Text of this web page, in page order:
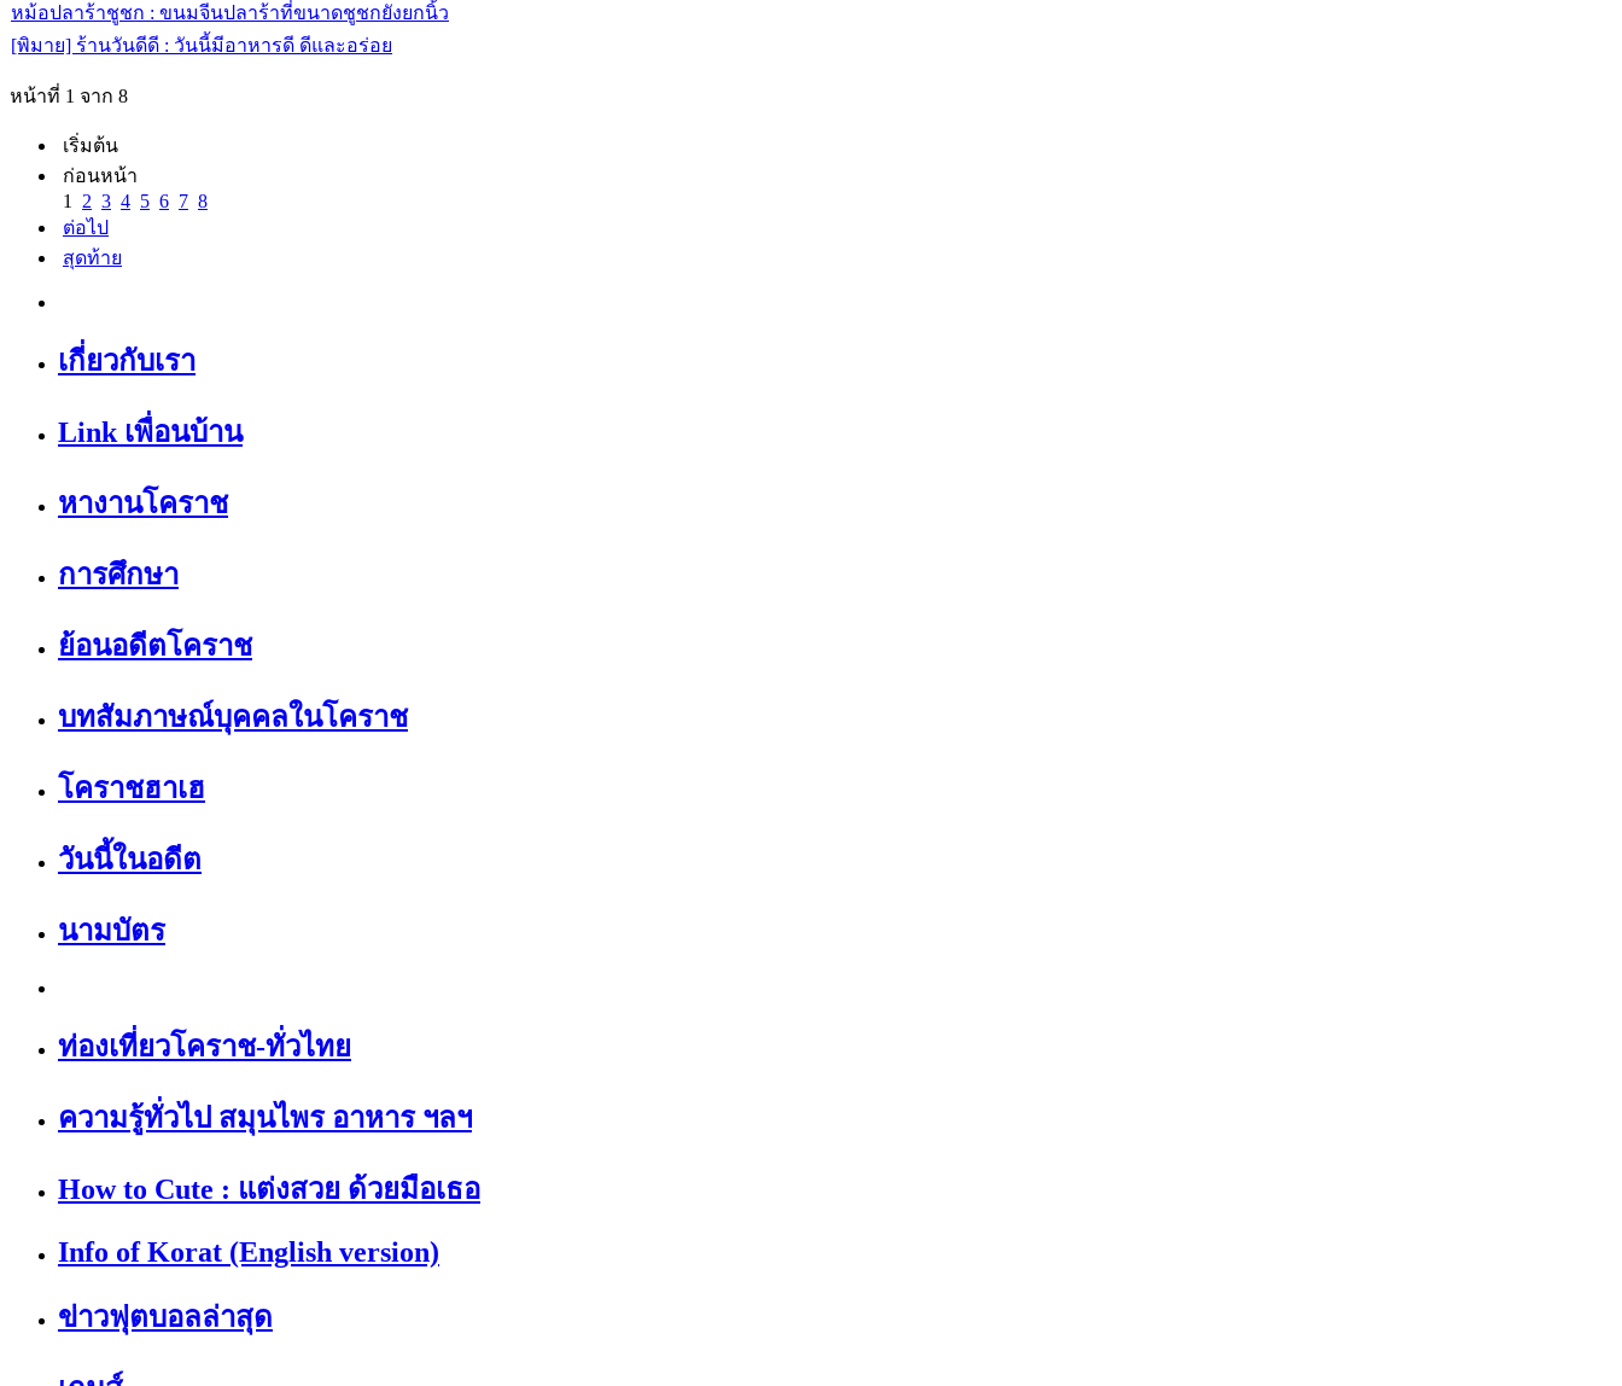
หม้อปลาร้าชูชก : ขนมจีนปลาร้าที่ขนาดชูชกยังยกนิ้ว
[พิมาย] ร้านวันดีดี : วันนี้มีอาหารดี ดีและอร่อย
หน้าที่ 1 จาก 8
เริ่มต้น
ก่อนหน้า
1
2 3 4 5 6 7 8
ต่อไป
สุดท้าย
เกี่ยวกับเรา
Link เพื่อนบ้าน
หางานโคราช
การศึกษา
ย้อนอดีตโคราช
บทสัมภาษณ์บุคคลในโคราช
โคราชฮาเฮ
วันนี้ในอดีต
นามบัตร
ท่องเที่ยวโคราช-ทั่วไทย
ความรู้ทั่วไป สมุนไพร อาหาร ฯลฯ
How to Cute : แต่งสวย ด้วยมือเธอ
Info of Korat (English version)
ข่าวฟุตบอลล่าสุด